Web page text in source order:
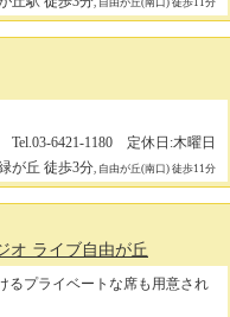
, 自由が丘(南口) 徒歩11分
Tel.03-6421-1180 定休日:木曜日
が丘 徒歩3分, 自由が丘(南口) 徒歩11分
オ ライブ自由が丘
るプライベートな席も用意され